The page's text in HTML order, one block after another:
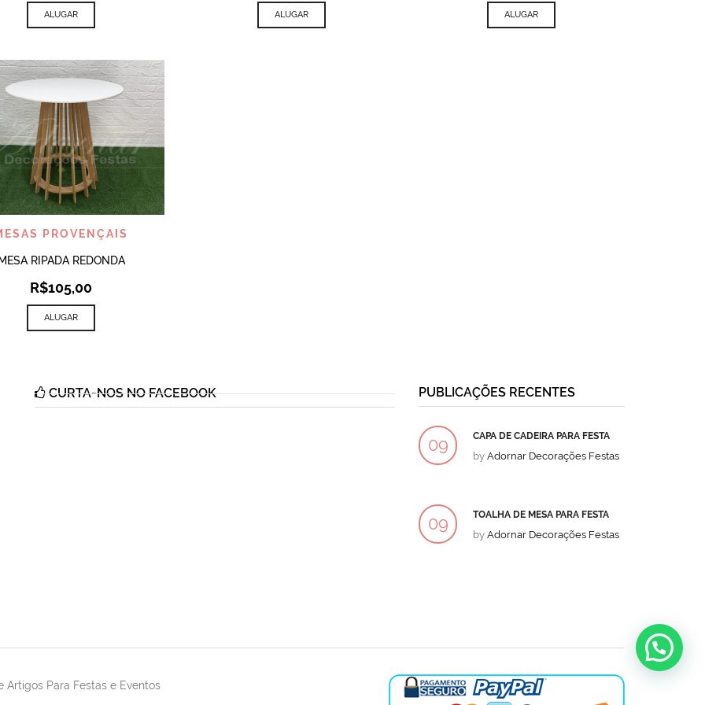
ALUGAR ALUGAR ALUGAR
VISUALIZAR
PROVENÇAIS
MESA RIPADA REDONDA
R$105,00
ALUGAR
CURTA-NOS NO FACEBOOK PUBLICAÇÕES RECENTES
09 CAPA DE CADEIRA PARA FESTA
byAdornar Decorações Festas
09 TOALHA DE MESA PARA FESTA
byAdornar Decorações Festas
Artigos Para Festas e Eventos